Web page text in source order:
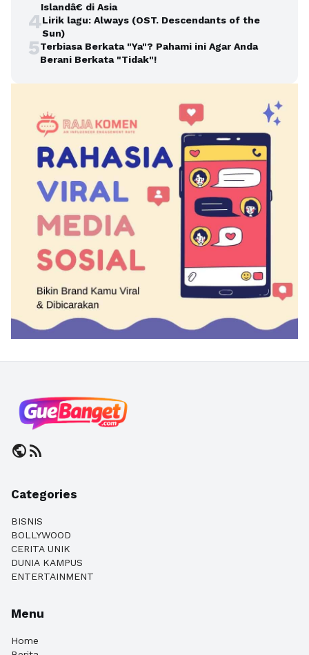
Islandâ€ di Asia
4Lirik lagu: Always (OST. Descendants of the
Sun)
5Terbiasa Berkata "Ya"? Pahami ini Agar Anda
Berani Berkata "Tidak"!
publicrss_feed
Categories
BISNIS
BOLLYWOOD
CERITA UNIK
DUNIA KAMPUS
ENTERTAINMENT
Menu
Home